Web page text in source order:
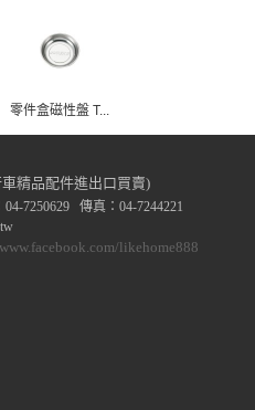
零件盒磁性盤 T...
精品配件進出口買賣)
7250629 傳真：04-7244221
likehome888